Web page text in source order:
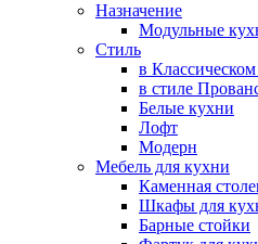
Назначение
Модульные
Стиль
в
в стиле
Белые кухни
Лофт
Модерн
Мебель для кухни
Каменная
Шкафы для
Барные стойки